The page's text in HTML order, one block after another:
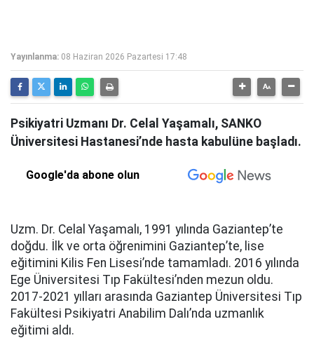
Yayınlanma: 08 Haziran 2026 Pazartesi 17:48
Psikiyatri Uzmanı Dr. Celal Yaşamalı, SANKO
Üniversitesi Hastanesi’nde hasta kabulüne başladı.
Google'da abone olun
Uzm. Dr. Celal Yaşamalı, 1991 yılında Gaziantep’te
doğdu. İlk ve orta öğrenimini Gaziantep’te, lise
eğitimini Kilis Fen Lisesi’nde tamamladı. 2016 yılında
Ege Üniversitesi Tıp Fakültesi’nden mezun oldu.
2017-2021 yılları arasında Gaziantep Üniversitesi Tıp
Fakültesi Psikiyatri Anabilim Dalı’nda uzmanlık
eğitimi aldı.